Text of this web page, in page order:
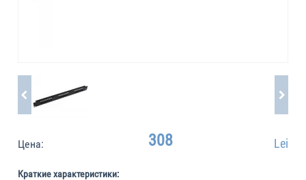
Цена: 308 Lei
Краткие характеристики: